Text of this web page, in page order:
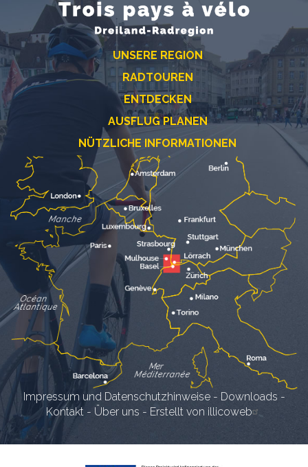
UNSERE REGION
RADTOUREN
ENTDECKEN
AUSFLUG PLANEN
NÜTZLICHE INFORMATIONEN
Impressum und Datenschutzhinweise- Downloads -
Kontakt - Über uns - Erstellt von illicoweb